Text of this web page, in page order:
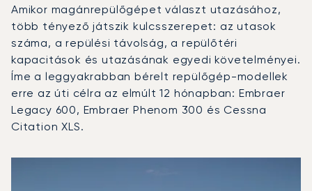
Amikor magánrepülőgépet választ utazásához,
több tényező játszik kulcsszerepet: az utasok
száma, a repülési távolság, a repülőtéri
kapacitások és utazásának egyedi követelményei.
Íme a leggyakrabban bérelt repülőgép-modellek
erre az úti célra az elmúlt 12 hónapban: Embraer
Legacy 600, Embraer Phenom 300 és Cessna
Citation XLS.